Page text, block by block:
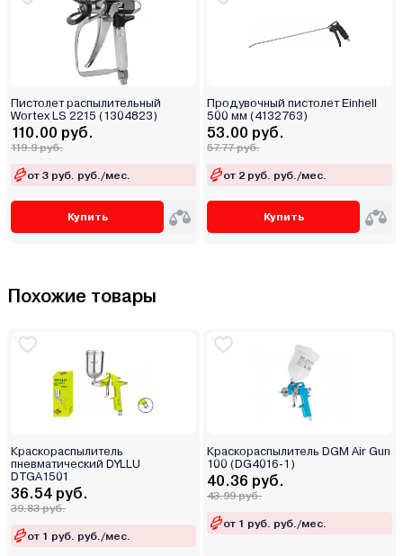
Пистолет распылительный
Wortex LS 2215 (1304823)
110.00 руб.
119.9 руб.
от 3 руб. руб./мес.
Купить
Продувочный пистолет Einhell
500 мм (4132763)
53.00 руб.
57.77 руб.
от 2 руб. руб./мес.
Купить
Похожие товары
Краскораспылитель
пневматический DYLLU
DTGA1501
36.54 руб.
39.83 руб.
от 1 руб. руб./мес.
Краскораспылитель DGM Air Gun
100 (DG4016-1)
40.36 руб.
43.99 руб.
от 1 руб. руб./мес.